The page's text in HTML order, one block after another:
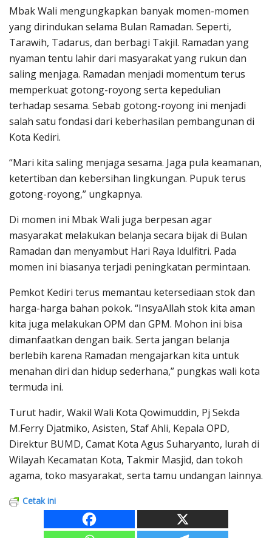
Mbak Wali mengungkapkan banyak momen-momen
yang dirindukan selama Bulan Ramadan. Seperti,
Tarawih, Tadarus, dan berbagi Takjil. Ramadan yang
nyaman tentu lahir dari masyarakat yang rukun dan
saling menjaga. Ramadan menjadi momentum terus
memperkuat gotong-royong serta kepedulian
terhadap sesama. Sebab gotong-royong ini menjadi
salah satu fondasi dari keberhasilan pembangunan di
Kota Kediri.
“Mari kita saling menjaga sesama. Jaga pula keamanan,
ketertiban dan kebersihan lingkungan. Pupuk terus
gotong-royong,” ungkapnya.
Di momen ini Mbak Wali juga berpesan agar
masyarakat melakukan belanja secara bijak di Bulan
Ramadan dan menyambut Hari Raya Idulfitri. Pada
momen ini biasanya terjadi peningkatan permintaan.
Pemkot Kediri terus memantau ketersediaan stok dan
harga-harga bahan pokok. “InsyaAllah stok kita aman
kita juga melakukan OPM dan GPM. Mohon ini bisa
dimanfaatkan dengan baik. Serta jangan belanja
berlebih karena Ramadan mengajarkan kita untuk
menahan diri dan hidup sederhana,” pungkas wali kota
termuda ini.
Turut hadir, Wakil Wali Kota Qowimuddin, Pj Sekda
M.Ferry Djatmiko, Asisten, Staf Ahli, Kepala OPD,
Direktur BUMD, Camat Kota Agus Suharyanto, lurah di
Wilayah Kecamatan Kota, Takmir Masjid, dan tokoh
agama, toko masyarakat, serta tamu undangan lainnya.
Cetak ini